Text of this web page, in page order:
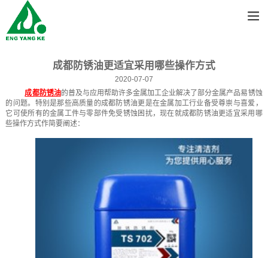
成都防锈油更适宜采用哪些操作方式
2020-07-07
成都防锈油的普及与应用帮助许多金属加工企业解决了部分金属产品易锈蚀
的问题。特别是那些高质量的成都防锈油更是在金属加工行业备受尊崇与喜爱，
它可使所有的金属工件与零部件免受锈蚀困扰，现在就成都防锈油更适宜采用哪
些操作方式作简要阐述：